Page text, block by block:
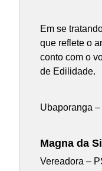
Em se
que reflete o
conto com o
de Edilidade.
Ubaporanga
Magna da
Vereadora –